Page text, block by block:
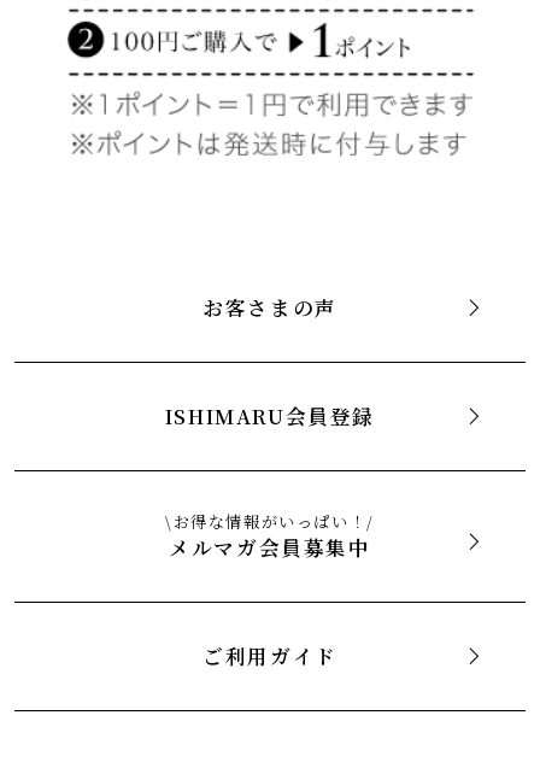
お客さまの声
ISHIMARU会員登録
\お得な情報がいっぱい！/
メルマガ会員募集中
ご利用ガイド